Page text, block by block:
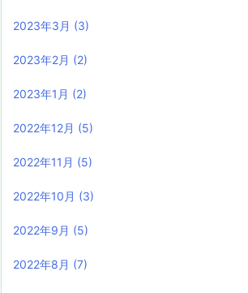
2023年3月 (3)
2023年2月 (2)
2023年1月 (2)
2022年12月 (5)
2022年11月 (5)
2022年10月 (3)
2022年9月 (5)
2022年8月 (7)